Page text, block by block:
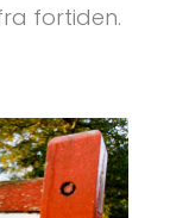
fortiden.